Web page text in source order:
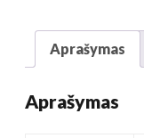
Aprašymas
Aprašymas